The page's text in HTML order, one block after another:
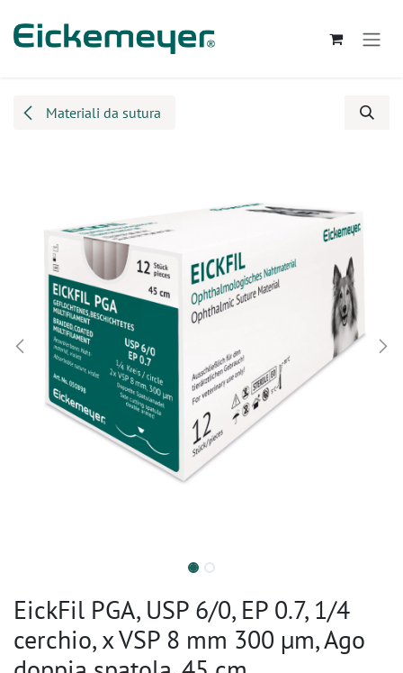
Materiali da sutura
EickFil PGA, USP 6/0, EP 0.7, 1/4
cerchio, x VSP 8 mm 300 µm, Ago